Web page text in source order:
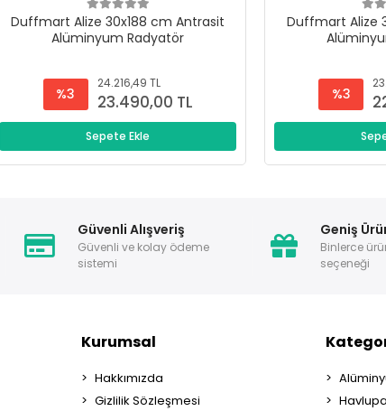
Duffmart Alize 30x188 cm Antrasit
Alüminyum Radyatör
%3
24.216,49 TL
23.490,00 TL
Sepete Ekle
Duffmart Alize
%3
Güvenli Alışveriş
Güvenli ve kolay ödeme
sistemi
Geniş
Binlerce
seçeneği
Kurumsal
Hakkımızda
Gizlilik Sözleşmesi